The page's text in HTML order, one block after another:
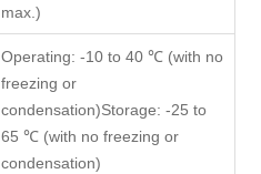
max.)
Operating: -10 to 40 ℃ (with no
freezing or
condensation)Storage: -25 to
65 ℃ (with no freezing or
condensation)